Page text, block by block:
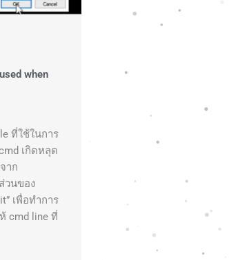
when
ที่ใช้ในการ
เกิดหลุด
าก
วนของ
เพื่อทำการ
cmd line ที่